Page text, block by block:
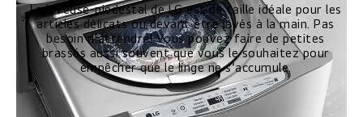
La laveuse-piédestal de LG est de taille idéale pour les
articles délicats ou devant être lavés à la main. Pas
besoin d’attendre! Vous pouvez faire de petites
brassés aussi souvent que vous le souhaitez pour
empêcher que le linge ne s’accumule.